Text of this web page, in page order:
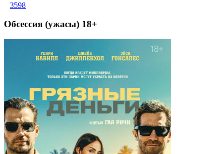
3598
Обсессия (ужасы) 18+